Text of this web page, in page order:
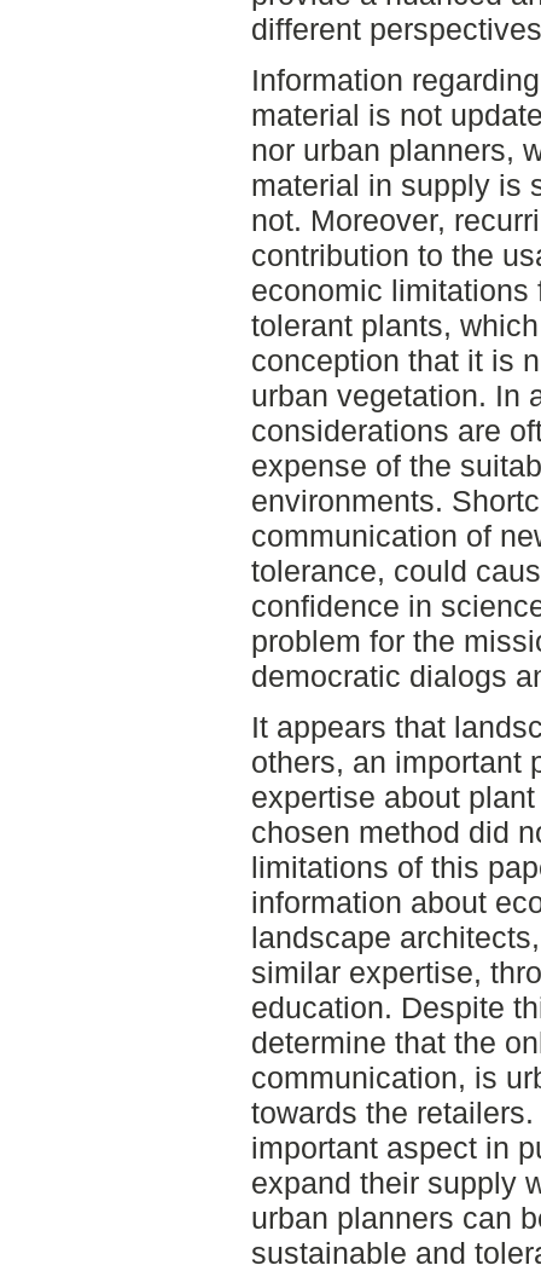
different
Information
material is not
nor urban planners,
material in supply is
not. Moreover,
contribution to the
economic limitations
tolerant plants,
conception that it is
urban vegetation. In
considerations are
expense of the
environments.
communication of
tolerance, could
confidence in
problem for the
democratic dialogs
It appears that
others, an important
expertise about
chosen method did
limitations of this
information about
landscape
similar expertise,
education. Despite
determine that the
communication, is
towards the
important aspect in
expand their supply
urban planners can
sustainable and